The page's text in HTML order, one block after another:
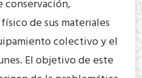
conservación,
de sus materiales
colectivo y el
El objetivo de este